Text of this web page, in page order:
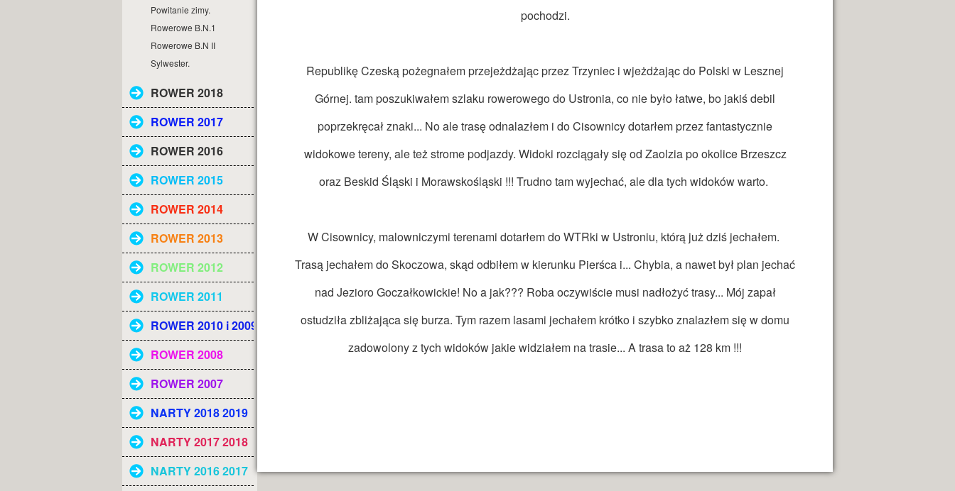
Powitanie zimy.
Rowerowe B.N.1
Rowerowe B.N II
Sylwester.
ROWER 2018
ROWER 2017
ROWER 2016
ROWER 2015
ROWER 2014
ROWER 2013
ROWER 2012
ROWER 2011
ROWER 2010 i 2009
ROWER 2008
ROWER 2007
NARTY 2018 2019
NARTY 2017 2018
NARTY 2016 2017
pochodzi.
Republikę Czeską pożegnałem przejeżdżając przez Trzyniec i wjeżdżając do Polski w Lesznej
Górnej. tam poszukiwałem szlaku rowerowego do Ustronia, co nie było łatwe, bo jakiś debil
poprzekręcał znaki... No ale trasę odnalazłem i do Cisownicy dotarłem przez fantastycznie
widokowe tereny, ale też strome podjazdy. Widoki rozciągały się od Zaolzia po okolice Brzeszcz
oraz Beskid Śląski i Morawskośląski !!! Trudno tam wyjechać, ale dla tych widoków warto.
W Cisownicy, malowniczymi terenami dotarłem do WTRki w Ustroniu, którą już dziś jechałem.
Trasą jechałem do Skoczowa, skąd odbiłem w kierunku Pierśca i... Chybia, a nawet był plan jechać
nad Jezioro Goczałkowickie! No a jak??? Roba oczywiście musi nadłożyć trasy... Mój zapał
ostudziła zbliżająca się burza. Tym razem lasami jechałem krótko i szybko znalazłem się w domu
zadowolony z tych widoków jakie widziałem na trasie... A trasa to aż 128 km !!!